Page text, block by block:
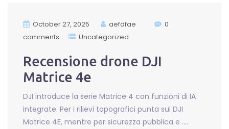
October 27, 2025 aefdfae
0
comments
Uncategorized
Recensione drone DJI
Matrice 4e
DJI introduce la serie Matrice 4 con funzioni di IA
integrate. Per i rilievi topografici punta sul DJI
Matrice 4E, mentre per sicurezza pubblica e ….